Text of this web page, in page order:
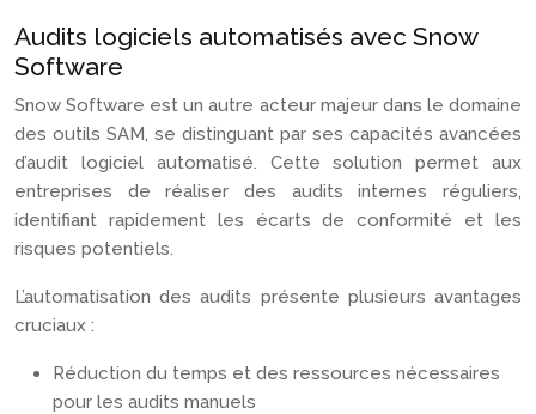
Audits logiciels automatisés avec Snow
Software
Snow Software est un autre acteur majeur dans le domaine
des outils SAM, se distinguant par ses capacités avancées
d’audit logiciel automatisé. Cette solution permet aux
entreprises de réaliser des audits internes réguliers,
identifiant rapidement les écarts de conformité et les
risques potentiels.
L’automatisation des audits présente plusieurs avantages
cruciaux :
Réduction du temps et des ressources nécessaires
pour les audits manuels